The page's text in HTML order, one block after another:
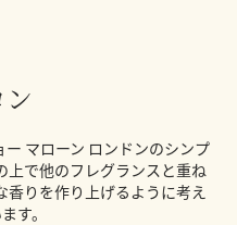
グ
マローン ロンドンのシンプ
上で他のフレグランスと重ね
香りを作り上げるように考え
す。